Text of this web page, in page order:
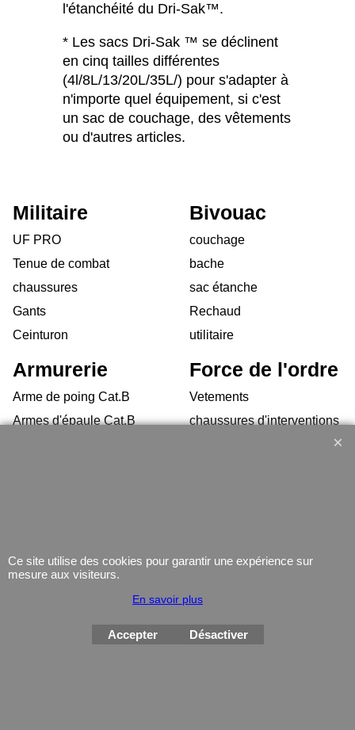
l'étanchéité du Dri-Sak™.
* Les sacs Dri-Sak ™ se déclinent
en cinq tailles différentes
(4l/8L/13/20L/35L/) pour s'adapter à
n'importe quel équipement, si c'est
un sac de couchage, des vêtements
ou d'autres articles.
Militaire
UF PRO
Tenue de combat
chaussures
Gants
Ceinturon
Bivouac
couchage
bache
sac étanche
Rechaud
utilitaire
Armurerie
Arme de poing Cat.B
Armes d'épaule Cat.B
Force de l'ordre
Vetements
chaussures d'interventions
Telephone
Montres
Ce site utilise des cookies pour garantir une expérience sur
mesure aux visiteurs.
En savoir plus
Accepter Désactiver